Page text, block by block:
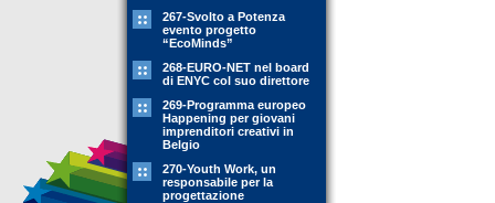
267-Svolto a Potenza
evento progetto
“EcoMinds”
268-EURO-NET nel board
di ENYC col suo direttore
269-Programma europeo
Happening per giovani
imprenditori creativi in
Belgio
270-Youth Work, un
responsabile per la
progettazione